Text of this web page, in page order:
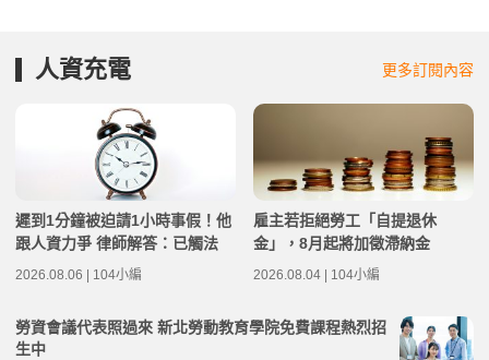
人資充電 更多訂閱內容
遲到1分鐘被迫請1小時事假！他
跟人資力爭 律師解答：已觸法
2026.08.06 | 104小編
雇主若拒絕勞工「自提退休
金」，8月起將加徵滯納金
2026.08.04 | 104小編
勞資會議代表照過來 新北勞動教育學院免費課程熱烈招
生中